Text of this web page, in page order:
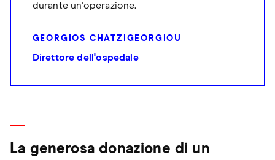
durante un'operazione.
GEORGIOS CHATZIGEORGIOU
Direttore dell'ospedale
La generosa donazione di un